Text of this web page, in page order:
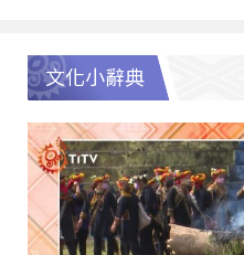
文化小辭典